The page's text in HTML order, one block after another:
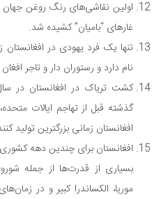
غارهای “بامیان” کشیده شد.
تنها یک فرد یهودی در
نام دارد و رستوران دار و تاجر افغان است. او
افغانستان زمانی بزرگترین تولید
افغانستان برای چندین دهه
بسیاری از قدرت‌ها از جمله
موریا، الکساندرا کبیر و در